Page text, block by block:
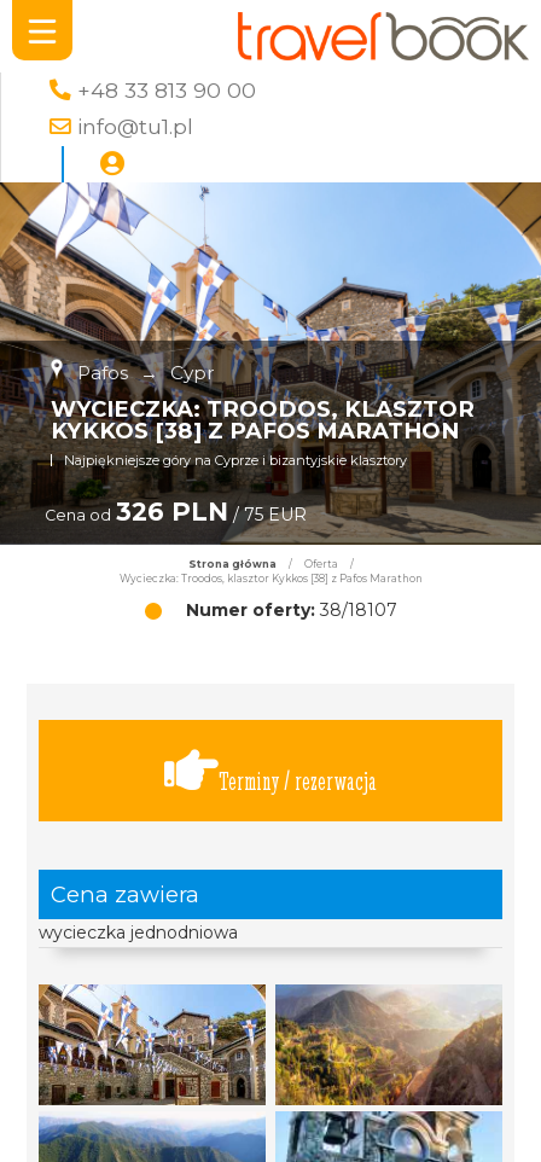
+48 33 813 90 00
info@tu1.pl
Pafos → Cypr
WYCIECZKA: TROODOS, KLASZTOR
KYKKOS [38] Z PAFOS MARATHON
Najpiękniejsze góry na Cyprze i bizantyjskie klasztory
Cena od 326 PLN / 75 EUR
Strona główna / Oferta
/
Wycieczka: Troodos, klasztor Kykkos [38] z Pafos Marathon
Numer oferty:38/18107
Terminy / rezerwacja
Cena zawiera
wycieczka jednodniowa